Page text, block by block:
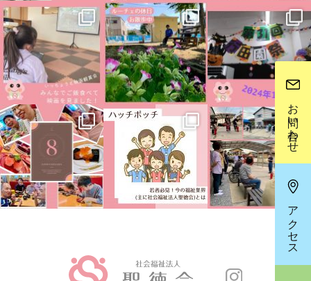
お問い合わせ
アクセス